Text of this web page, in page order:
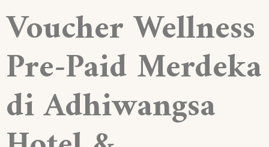
Voucher Wellness
Pre-Paid Merdeka
di Adhiwangsa